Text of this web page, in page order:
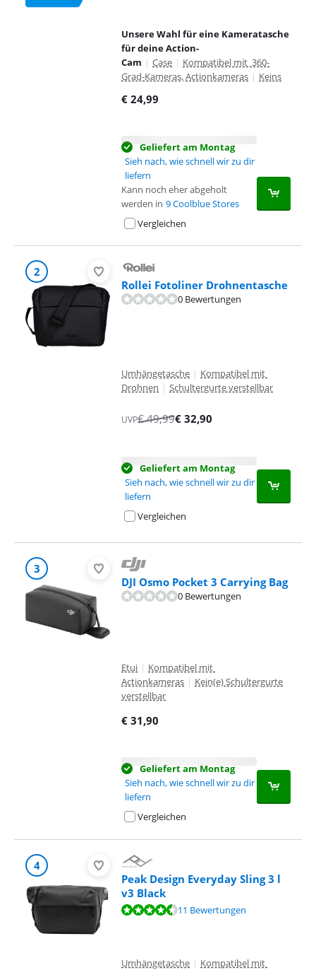
Unsere Wahl für eine Kameratasche
für deine Action-
Cam | Case | Kompatibel mit 360-
Grad-Kameras, Actionkameras | Keins
€ 24,99
Geliefert am Montag
Sieh nach, wie schnell wir zu dir
liefern
Kann noch eher abgeholt
werden in 9 Coolblue Stores
Vergleichen
2
Rollei Fotoliner Drohnentasche
0 Bewertungen
Umhängetasche | Kompatibel mit
Drohnen | Schultergurte verstellbar
UVP€49,99€ 32,90
Geliefert am Montag
Sieh nach, wie schnell wir zu dir
liefern
Vergleichen
3
DJI Osmo Pocket 3 Carrying Bag
0 Bewertungen
Etui | Kompatibel mit
Actionkameras | Kein(e) Schultergurte
verstellbar
€ 31,90
Geliefert am Montag
Sieh nach, wie schnell wir zu dir
liefern
Vergleichen
4
Peak Design Everyday Sling 3 l
v3 Black
Bewertet mit 9,3 von 10, basierend auf 11 Bewertungen.
11 Bewertungen
Umhängetasche | Kompatibel mit